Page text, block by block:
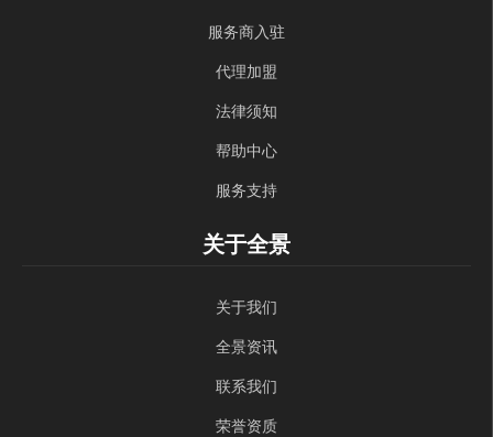
服务商入驻
代理加盟
法律须知
帮助中心
服务支持
关于全景
关于我们
全景资讯
联系我们
荣誉资质